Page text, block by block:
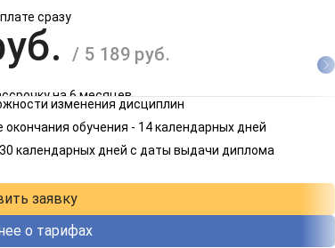
сразу
/ 5 189 руб.
на 6 месяцев
/ 2 595 руб.
изменения дисциплин
обучения - 14 календарных дней
календарных дней с даты выдачи диплома
заявку
о тарифах